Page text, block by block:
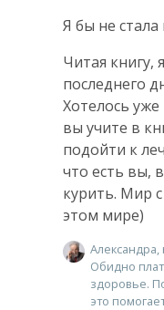
Я бы не
Читая книгу,
последнего
Хотелось
вы учите в
подойти к
что есть вы,
курить. Мир
этом мире)
Обидно
здоровье.
это